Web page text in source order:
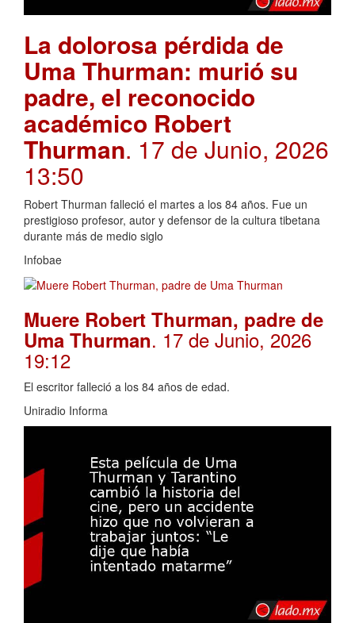
La dolorosa pérdida de
Uma Thurman: murió su
padre, el reconocido
académico Robert
Thurman. 17 de Junio, 2026
13:50
Robert Thurman falleció el martes a los 84 años. Fue un
prestigioso profesor, autor y defensor de la cultura tibetana
durante más de medio siglo
Infobae
Muere Robert Thurman, padre de
Uma Thurman. 17 de Junio, 2026
19:12
El escritor falleció a los 84 años de edad.
Uniradio Informa